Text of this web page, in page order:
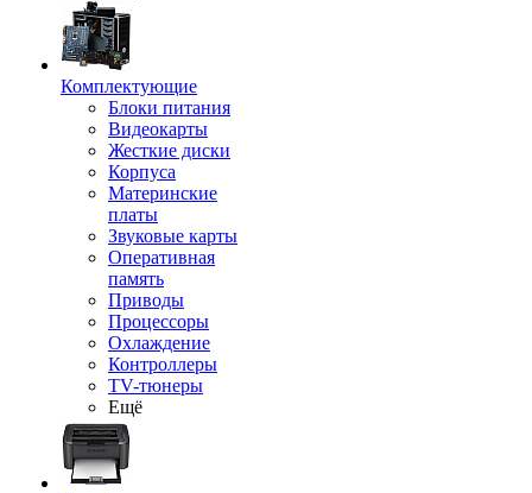
Комплектующие
Блоки питания
Видеокарты
Жесткие диски
Корпуса
Материнские
платы
Звуковые карты
Оперативная
память
Приводы
Процессоры
Охлаждение
Контроллеры
TV-тюнеры
Ещё